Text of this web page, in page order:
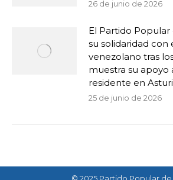
26 de junio de 2026
El Partido Popular
su solidaridad con
venezolano tras
muestra su apoyo
residente en
25 de junio de 2026